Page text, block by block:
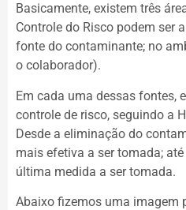
Basicamente, existem três
Controle do Risco podem ser
fonte do contaminante; no
o colaborador).
Em cada uma dessas fontes,
controle de risco, seguindo a
Desde a eliminação do
mais efetiva a ser tomada;
última medida a ser tomada.
Abaixo fizemos uma imagem